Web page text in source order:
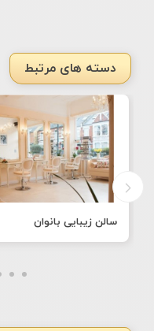
دسته های مرتبط
سالن زیبایی بانوان